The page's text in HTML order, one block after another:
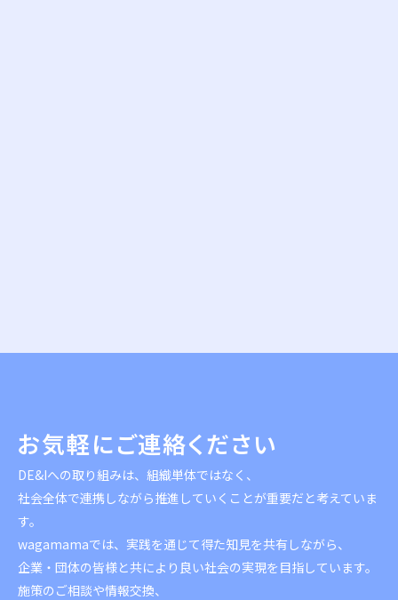
お気軽にご連絡ください
DE&Iへの取り組みは、組織単体ではなく、
社会全体で連携しながら推進していくことが重要だと考えていま
す。
wagamamaでは、 実践を通じて得た知見を共有しながら、
企業・団体の皆様と共により良い社会の実現を目指しています。
施策のご相談や情報交換、